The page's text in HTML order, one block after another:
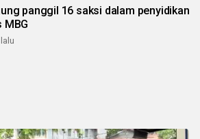
panggil 16 saksi dalam penyidikan
MBG